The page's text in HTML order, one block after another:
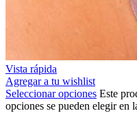
Vista rápida
Agregar a tu wishlist
Seleccionar opciones Este
opciones se pueden elegir en